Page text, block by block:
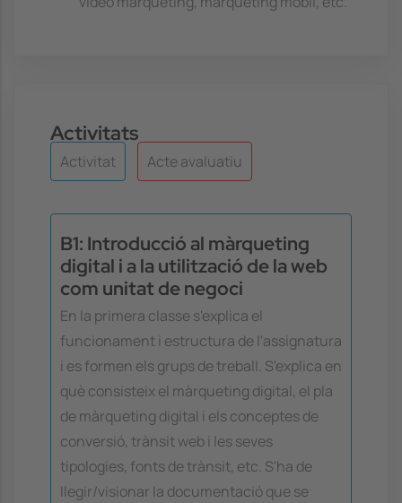
Activitats
Activitat Acte avaluatiu
B1: Introducció al màrqueting
digital i a la utilització de la web
com unitat de negoci
En la primera classe s'explica el
funcionament i estructura de l'assignatura
i es formen els grups de treball. S'explica en
què consisteix el màrqueting digital, el pla
de màrqueting digital i els conceptes de
conversió, trànsit web i les seves
tipologies, fonts de trànsit, etc. S'ha de
llegir/visionar la documentació que se